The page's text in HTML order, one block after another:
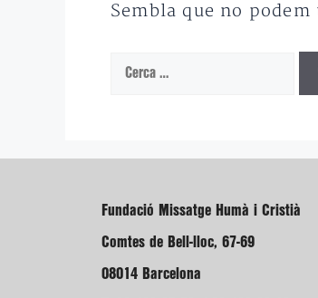
Sembla que no
Cerca:
Fundació Missatge Humà i Cristià
Comtes de Bell-lloc, 67-69
08014 Barcelona